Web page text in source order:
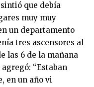
que debía
muy muy
un departamento
tres ascensores al
las 6 de la mañana
agregó: “Estaban
en un año vi